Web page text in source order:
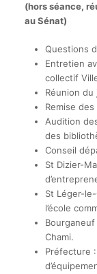
(hors séance,
au Sénat)
Questions
Entretien
collectif
Réunion
Remise
Audition
des
Conseil
St Dizier-
St Léger-
l’école
Bourganeuf
Chami.
Préfecture :